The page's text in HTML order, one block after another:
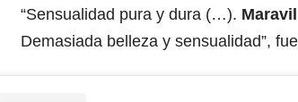
“Sensualidad pura y dura (…).
Demasiada belleza y sensualidad”,